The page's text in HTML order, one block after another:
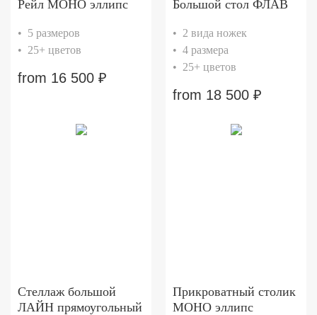
Рейл МОНО эллипс
• 5 размеров
• 25+ цветов
from 16 500 ₽
Большой стол ФЛАВ
• 2 вида ножек
• 4 размера
• 25+ цветов
from 18 500 ₽
Стеллаж большой
ЛАЙН прямоугольный
Прикроватный столик
МОНО эллипс